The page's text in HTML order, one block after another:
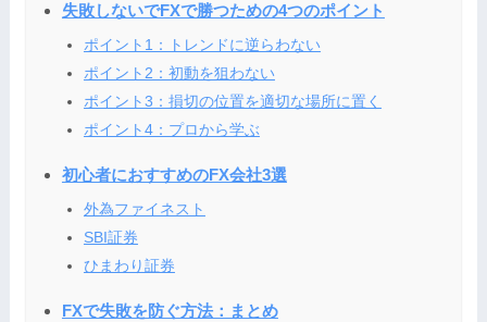
失敗しないでFXで勝つための4つのポイント
ポイント1：トレンドに逆らわない
ポイント2：初動を狙わない
ポイント3：損切の位置を適切な場所に置く
ポイント4：プロから学ぶ
初心者におすすめのFX会社3選
外為ファイネスト
SBI証券
ひまわり証券
FXで失敗を防ぐ方法：まとめ